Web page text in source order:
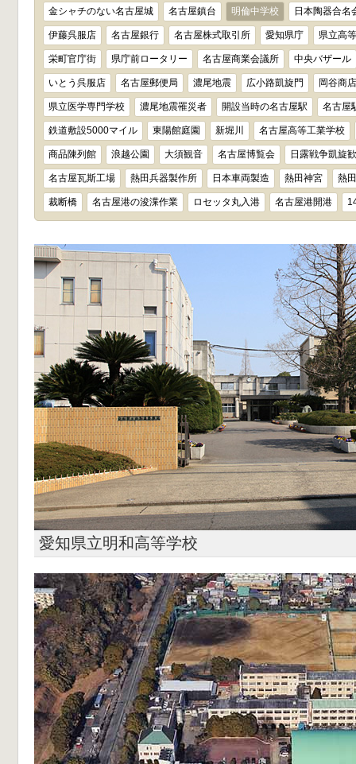
金シャチのない名古屋城 名古屋鎮台 明倫中学校 日本陶器合名
伊藤呉服店 名古屋銀行 名古屋株式取引所 愛知県庁 県立高
栄町官庁街 県庁前ロータリー 名古屋商業会議所 中央バザール
いとう呉服店 名古屋郵便局 濃尾地震 広小路凱旋門 岡谷商店
県立医学専門学校 濃尾地震罹災者 開設当時の名古屋駅 名古屋
鉄道敷設5000マイル 東陽館庭園 新堀川 名古屋高等工業学校
商品陳列館 浪越公園 大須観音 名古屋博覧会 日露戦争凱旋
名古屋瓦斯工場 熱田兵器製作所 日本車両製造 熱田神宮 熱
裁断橋 名古屋港の浚渫作業 ロセッタ丸入港 名古屋港開港
愛知県立明和高等学校